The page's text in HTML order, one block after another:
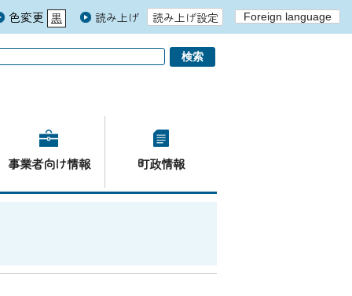
色変更 黒
青
白 読み上げ 読み上げ設定 Foreign language
事業者向け情報 町政情報